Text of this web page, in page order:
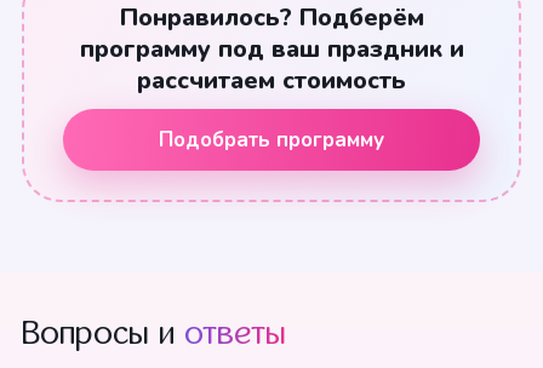
Понравилось? Подберём
программу под ваш праздник и
рассчитаем стоимость
Подобрать программу
Вопросы и ответы